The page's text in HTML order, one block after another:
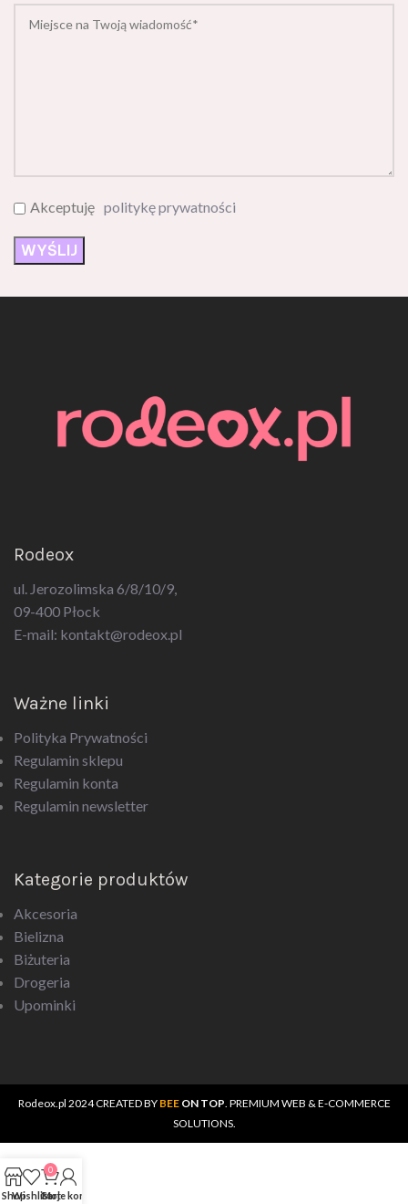
Akceptuję politykę prywatności
Rodeox
ul. Jerozolimska 6/8/10/9,
09-400 Płock
E-mail: kontakt@rodeox.pl
Ważne linki
Polityka Prywatności
Regulamin sklepu
Regulamin konta
Regulamin newsletter
Kategorie produktów
Akcesoria
Bielizna
Biżuteria
Drogeria
Upominki
ShopWishlist
0
Cart
Moje konto